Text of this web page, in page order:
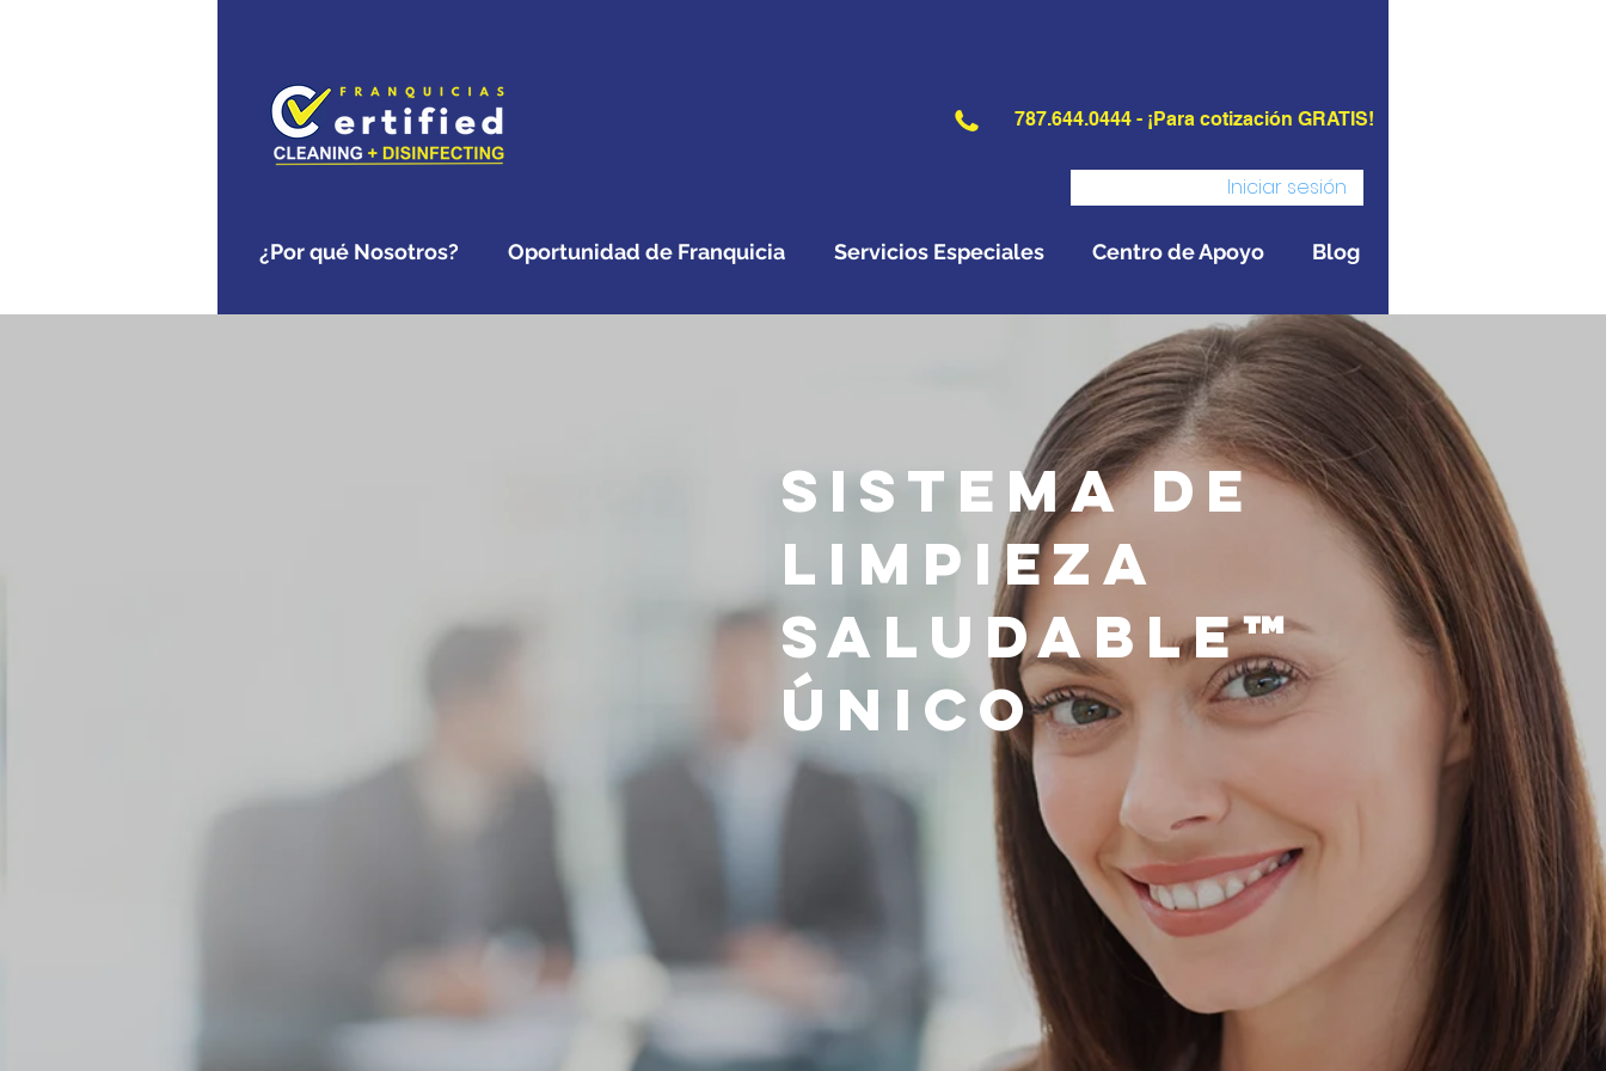
787.644.0444 - ¡Para cotización GRATIS!
Iniciar sesión
¿Por qué Nosotros? Oportunidad de Franquicia Servicios Especiales Centro de Apoyo Blog
Sistema de
Limpieza
Saludable™
Único